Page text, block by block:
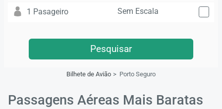
1 Pasageiro Sem Escala
Pesquisar
Bilhete de Avião Porto Seguro
Passagens Aéreas Mais Baratas